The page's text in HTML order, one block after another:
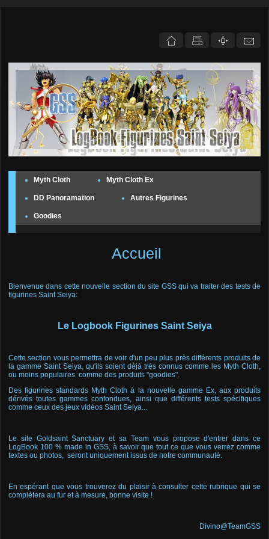
Myth Cloth Myth Cloth Ex
DD Panoramation Autres Figurines
Goodies
Accueil
Bienvenue dans cette nouvelle section du site GSS qui va traiter des tests de
figurines Saint Seiya:
Le Logbook Figurines Saint Seiya
Cette section vous permettra de voir d'un peu plus près différents produits de
la gamme Saint Seiya, qu'ils soient déjà très connus comme les Myth Cloth,
ou moins populaires comme des produits "goodies".
Des figurines standards Myth Cloth à la nouvelle gamme Ex, aux produits
dérivés toutes gammes confondues, ainsi que différents tests spécifiques
comme ceux des jeux vidéos Saint Seiya...
Le site Goldsaint Sanctuary et sa Team vous propose d'entrer dans ce
LogBook 100 % made in GSS, à savoir que tout ce que vous verrez comme
textes ou photos, seront uniquement issus de notre communauté.
En espérant que vous trouverez du plaisir à consulter cette rubrique qui se
complètera au fur et à mesure, bonne visite !
Divino@TeamGSS